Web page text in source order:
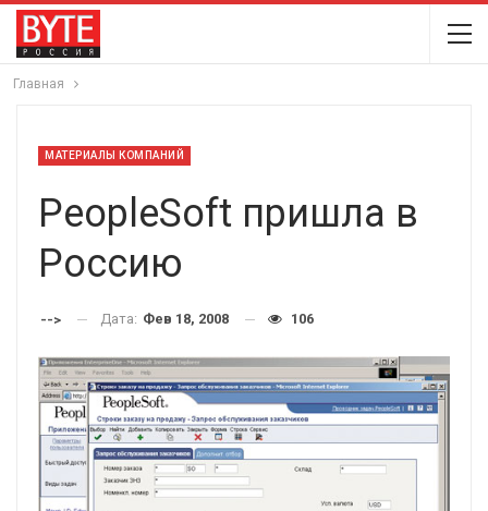
Главная
МАТЕРИАЛЫ КОМПАНИЙ
PeopleSoft пришла в
Россию
--> Дата: Фев 18, 2008 106